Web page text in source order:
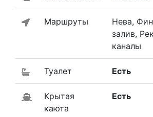
Маршруты
Нева,
залив,
каналы
Туалет Есть
Крытая
каюта
Есть